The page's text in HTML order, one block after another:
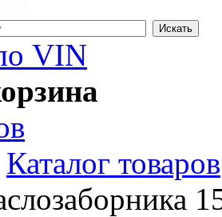
VIN
Каталог товаров